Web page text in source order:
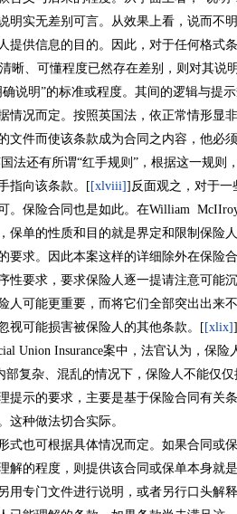
明实无差别可言。从效果上看，说而不
提供信息的目的。因此，对于任何格式
晰、可懂程度已然存在差别，则对其说
说明”的标准或程度。其间的逻辑与提
情况而定。按照英国法，依正常情形显
文件而使该条款成为合同之内容，他必
法还有所谓“红手规则”，根据这一规则
指向该条款。[ [xlviii]]反面观之，对于一
。保险合同也是如此。在William
保单的性质和目的就是界定和限制保险
要求。因此本案这样的详细除外在保险
性要求，要求保险人逐一提请注意可能
人可能更重要，而将它们全部突出出来
视可能损害被保险人的其他条款。[ [xlix]
Union Insurance案中，法官认为，保
部复杂、混乱的情况下，保险人不能仅
提示的要求，主要是基于保险合同有关
这种做法切合实际。
式也可根据具体情况而定。如果合同或
解的程度，则提供该合同或保单本身就
用专门文件进行说明，或者另行口头解